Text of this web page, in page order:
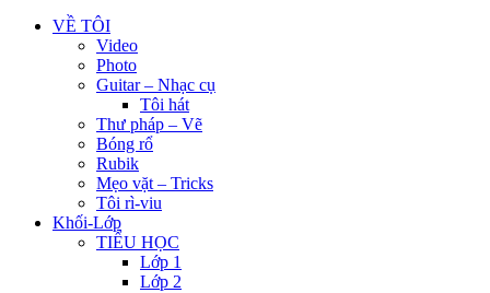
VỀ TÔI
Video
Photo
Guitar – Nhạc cụ
Tôi hát
Thư pháp – Vẽ
Bóng rổ
Rubik
Mẹo vặt – Tricks
Tôi rì-viu
Khối-Lớp
TIỂU HỌC
Lớp 1
Lớp 2